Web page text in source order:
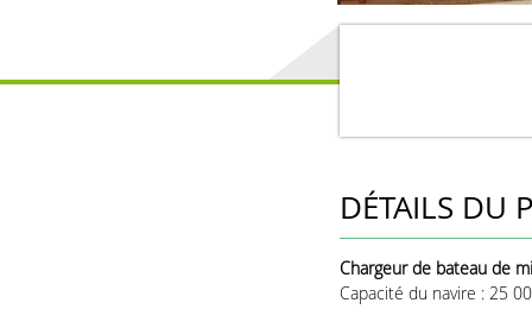
DÉTAILS DU
Chargeur de bateau de
Capacité du navire : 25